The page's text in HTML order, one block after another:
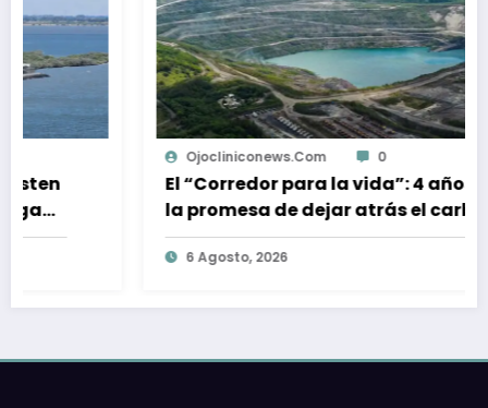
Ojocliniconews.com 0
El “Corredor para la vida”: 4 años de
la promesa de dejar atrás el carbón
en el Cesar, Colombia
6 Agosto, 2026